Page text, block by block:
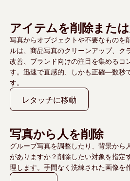
アイテムを削除また
写真からオブジェクトや不要なものを
ルは、商品写真のクリーンアップ、ク
改善、ブランド向けの注目を集めるコ
す。迅速で直感的、しかも正確—数秒
す。
レタッチに移動
写真から人を削除
グループ写真を調整したり、背景から
がありますか？削除したい対象を指定
理します。手間なく洗練された画像を